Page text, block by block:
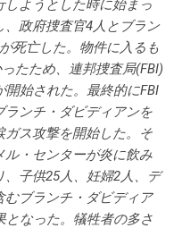
しようとした時に始まっ
政府捜査官4人とブラン
死亡した。物件に入るも
たため、連邦捜査局(FBI)
始された。最終的にFBI
ンチ・ダビディアンを
ス攻撃を開始した。そ
・センターが炎に飲み
子供25人、妊婦2人、デ
むブランチ・ダビディア
となった。犠牲者の多さ